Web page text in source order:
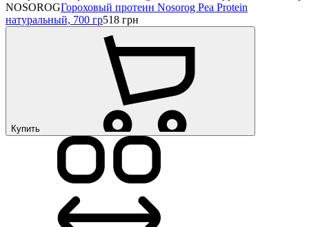
NOSOROGГороховый протеин Nosorog Pea Protein
натуральный, 700 гр518 грн
Купить